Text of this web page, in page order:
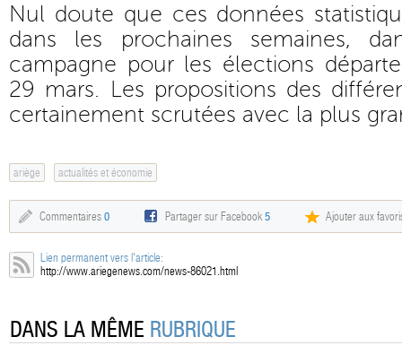
Nul doute que ces données
dans les prochaines semaines,
campagne pour les élections
29 mars. Les propositions des
certainement scrutées avec la plus
ariège actualités et économie
Commentaires 0 Partager sur Facebook5 Ajouter aux
Lien permanent vers l'article:
http://www.ariegenews.com/news-86021.html
DANS LA MÊME RUBRIQUE